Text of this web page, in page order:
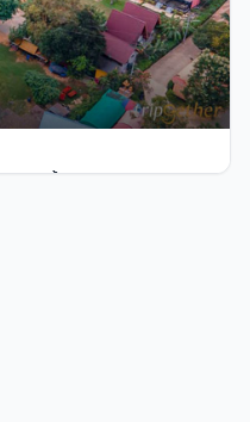
Thailand สัมผัสวัฒนธรรม ชม